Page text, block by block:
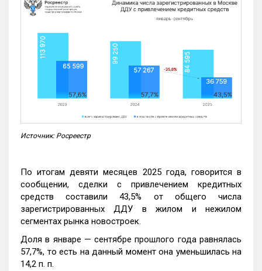
Источник: Росреестр
По итогам девяти месяцев 2025 года, говорится в
сообщении, сделки с привлечением кредитных
средств составили 43,5% от общего числа
зарегистрированных ДДУ в жилом и нежилом
сегментах рынка новостроек.
Доля в январе — сентябре прошлого года равнялась
57,7%, то есть на данный момент она уменьшилась на
14,2 п. п.